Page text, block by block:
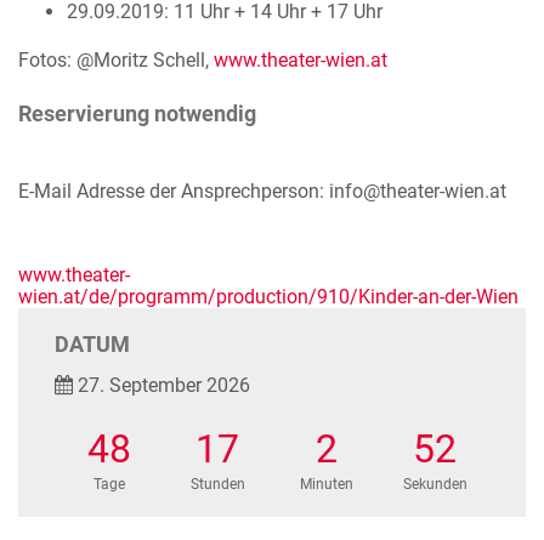
29.09.2019: 11 Uhr + 14 Uhr + 17 Uhr
Fotos: @Moritz Schell, www.theater-wien.at
Reservierung notwendig
E-Mail Adresse der Ansprechperson: info@theater-wien.at
www.theater-
wien.at/de/programm/production/910/Kinder-an-der-Wien
DATUM
27. September 2026
48
Tage
17
Stunden
2
Minuten
51
Sekunden